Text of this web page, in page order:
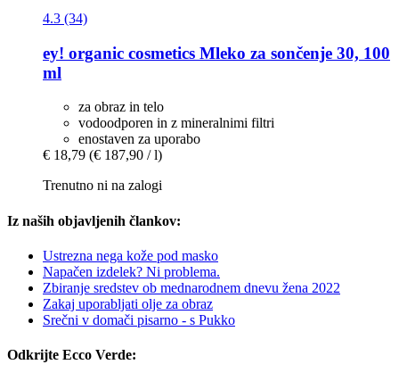
4.3 (34)
ey! organic cosmetics Mleko za sončenje 30, 100
ml
za obraz in telo
vodoodporen in z mineralnimi filtri
enostaven za uporabo
€ 18,79 (€ 187,90 / l)
Trenutno ni na zalogi
Iz naših objavljenih člankov:
Ustrezna nega kože pod masko
Napačen izdelek? Ni problema.
Zbiranje sredstev ob mednarodnem dnevu žena 2022
Zakaj uporabljati olje za obraz
Srečni v domači pisarno - s Pukko
Odkrijte Ecco Verde: